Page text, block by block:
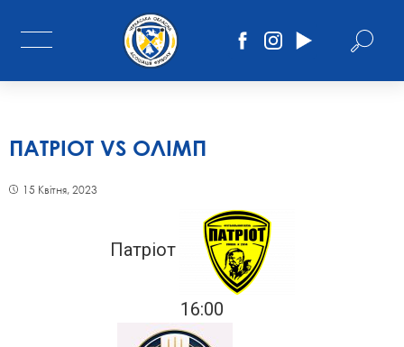
ПАТРІОТ VS ОЛІМП
15 Квітня, 2023
Патріот
16:00